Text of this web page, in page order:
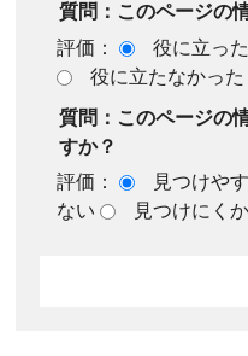
質問：このページの
評価：
役に立った
役に立たなかった
質問：このページの
すか？
評価：
見つけや
ない
見つけにく